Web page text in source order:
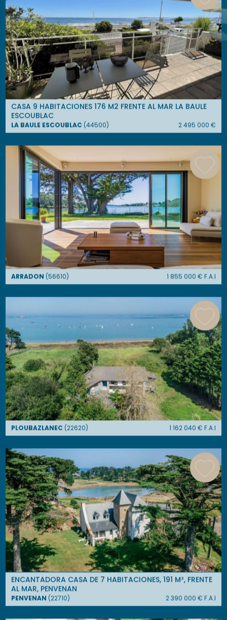
CASA 9 HABITACIONES 176 M2 FRENTE AL MAR LA BAULE
ESCOUBLAC
LA BAULE ESCOUBLAC (44500) 2 495 000 €
ARRADON (56610) 1 855 000 € F.A.I
PLOUBAZLANEC (22620) 1 162 040 € F.A.I
ENCANTADORA CASA DE 7 HABITACIONES, 191 M², FRENTE
AL MAR, PENVENAN
PENVENAN (22710) 2 390 000 € F.A.I